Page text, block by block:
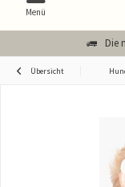
Die
Menü
Übersicht